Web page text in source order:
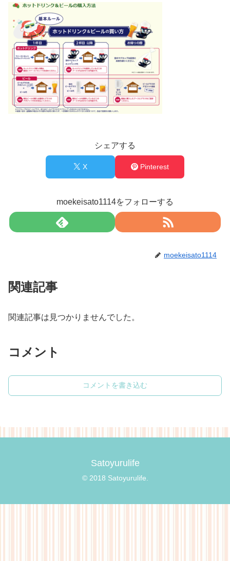
シェアする
X Pinterest
moekeisato1114をフォローする
moekeisato1114
関連記事
関連記事は見つかりませんでした。
コメント
コメントを書き込む
Satoyurulife
© 2018 Satoyurulife.